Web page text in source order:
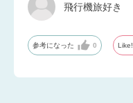
飛行機旅好き
参考になった 0 Like!